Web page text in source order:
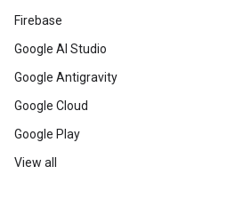
Firebase
Google AI Studio
Google Antigravity
Google Cloud
Google Play
View all